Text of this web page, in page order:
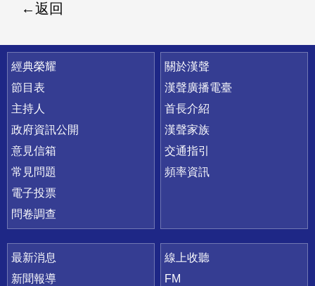
返回
快速連結
經典榮耀
節目表
主持人
政府資訊公開
意見信箱
常見問題
電子投票
問卷調查
關於漢聲
漢聲廣播電臺
首長介紹
漢聲家族
交通指引
頻率資訊
最新消息
新聞報導
線上收聽
FM